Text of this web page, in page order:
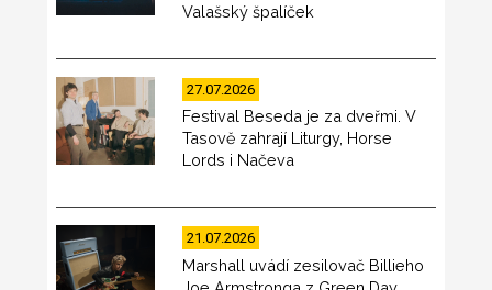
Valašský špalíček
27.07.2026
Festival Beseda je za dveřmi. V
Tasově zahrají Liturgy, Horse
Lords i Načeva
21.07.2026
Marshall uvádí zesilovač Billieho